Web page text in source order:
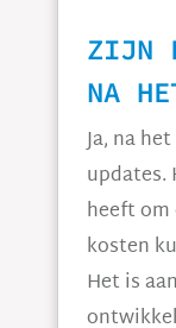
ZIJN
NA
Ja, na
updates.
heeft
kosten
Het is